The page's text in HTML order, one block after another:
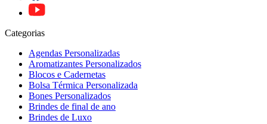
Categorias
Agendas Personalizadas
Aromatizantes Personalizados
Blocos e Cadernetas
Bolsa Térmica Personalizada
Bones Personalizados
Brindes de final de ano
Brindes de Luxo